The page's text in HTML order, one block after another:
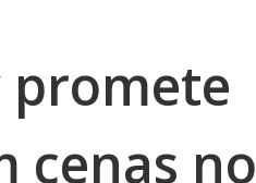
promete
cenas no